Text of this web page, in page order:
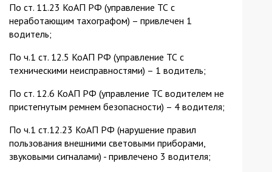
По ст. 11.23 КоАП РФ (управление ТС с
неработающим тахографом) – привлечен 1
водитель;
По ч.1 ст. 12.5 КоАП РФ (управление ТС с
техническими неисправностями) – 1 водитель;
По ст. 12.6 КоАП РФ (управление ТС водителем не
пристегнутым ремнем безопасности) – 4 водителя;
По ч.1 ст.12.23 КоАП РФ (нарушение правил
пользования внешними световыми приборами,
звуковыми сигналами) - привлечено 3 водителя;